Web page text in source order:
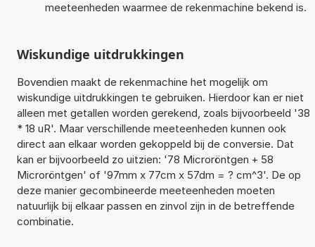
meeteenheden waarmee de rekenmachine bekend is.
Wiskundige uitdrukkingen
Bovendien maakt de rekenmachine het mogelijk om
wiskundige uitdrukkingen te gebruiken. Hierdoor kan er niet
alleen met getallen worden gerekend, zoals bijvoorbeeld '38
* 18 uR'. Maar verschillende meeteenheden kunnen ook
direct aan elkaar worden gekoppeld bij de conversie. Dat
kan er bijvoorbeeld zo uitzien: '78 Microröntgen + 58
Microröntgen' of '97mm x 77cm x 57dm = ? cm^3'. De op
deze manier gecombineerde meeteenheden moeten
natuurlijk bij elkaar passen en zinvol zijn in de betreffende
combinatie.